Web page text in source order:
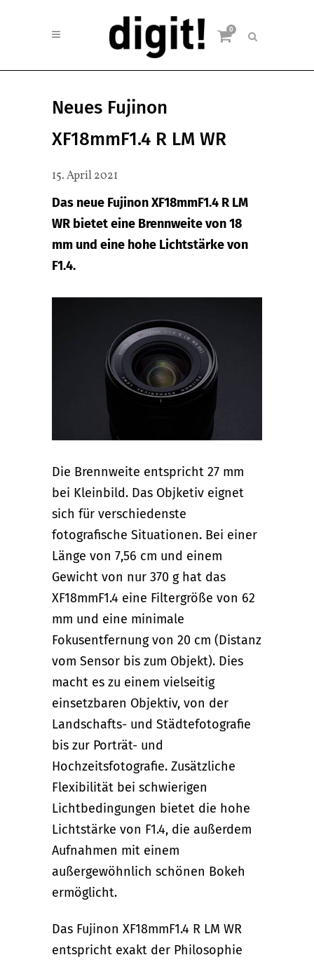
0
Neues Fujinon
XF18mmF1.4 R LM WR
15. April 2021
Das neue Fujinon XF18mmF1.4 R LM
WR bietet eine Brennweite von 18
mm und eine hohe Lichtstärke von
F1.4.
Die Brennweite entspricht 27 mm
bei Kleinbild. Das Objketiv eignet
sich für verschiedenste
fotografische Situationen. Bei einer
Länge von 7,56 cm und einem
Gewicht von nur 370 g hat das
XF18mmF1.4 eine Filtergröße von 62
mm und eine minimale
Fokusentfernung von 20 cm (Distanz
vom Sensor bis zum Objekt). Dies
macht es zu einem vielseitig
einsetzbaren Objektiv, von der
Landschafts- und Städtefotografie
bis zur Porträt- und
Hochzeitsfotografie. Zusätzliche
Flexibilität bei schwierigen
Lichtbedingungen bietet die hohe
Lichtstärke von F1.4, die außerdem
Aufnahmen mit einem
außergewöhnlich schönen Bokeh
ermöglicht.
Das Fujinon XF18mmF1.4 R LM WR
entspricht exakt der Philosophie